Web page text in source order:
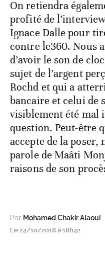
On retiendra
profité de
Ignace Dalle pour
contre le360. Nous
d’avoir le son de
sujet de l’argent
Rochd et qui a
bancaire et celui de
visiblement été mal
question. Peut-être
accepte de la
parole de Maâti
raisons de son
Par Mohamed Chakir Alaoui
Le 24/10/2018 à 18h42